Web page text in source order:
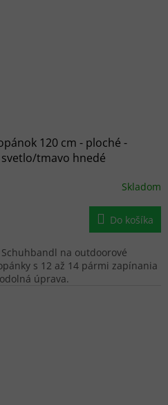
120 cm - ploché -
tmavo hnedé
Skladom
Do košíka
na outdoorové
s 12 až 14 pármi zapínania
úprava.